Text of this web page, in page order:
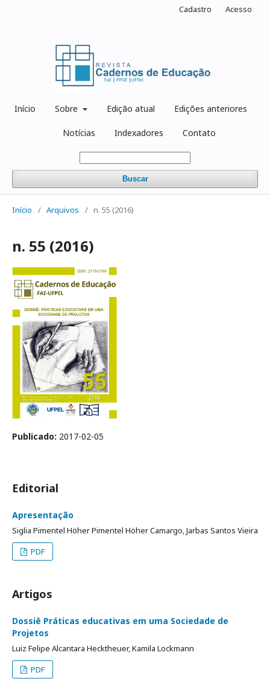
Início Sobre Edição atual Edições anteriores
Notícias Indexadores Contato
Buscar
Cadastro Acesso
Início / Arquivos / n. 55 (2016)
n. 55 (2016)
Publicado: 2017-02-05
Editorial
Apresentação
Siglia Pimentel Höher Pimentel Höher Camargo, Jarbas Santos Vieira
PDF
Artigos
Dossiê Práticas educativas em uma Sociedade de
Projetos
Luiz Felipe Alcantara Hecktheuer, Kamila Lockmann
PDF